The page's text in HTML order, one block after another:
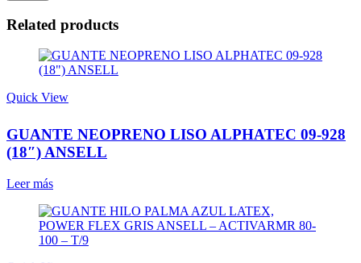
Related products
Quick View
GUANTE NEOPRENO LISO ALPHATEC 09-928
(18″) ANSELL
Leer más